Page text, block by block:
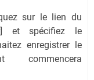
sur le lien du
et spécifiez le
enregistrer le
commencera